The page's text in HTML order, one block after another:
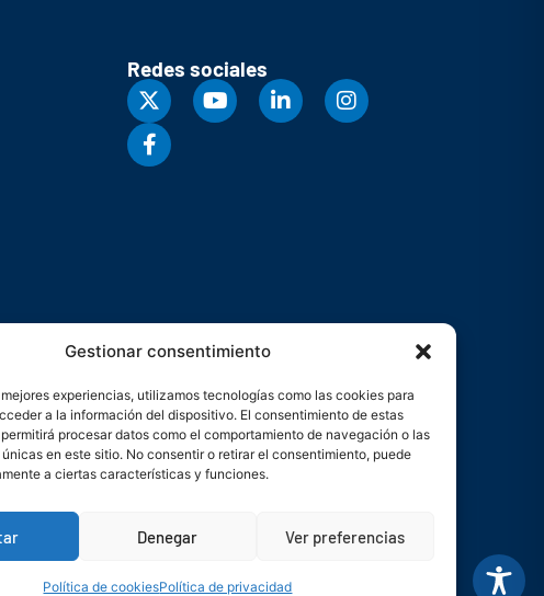
Gestionar consentimiento
experiencias, utilizamos tecnologías como las cookies para
a la información del dispositivo. El consentimiento de estas
procesar datos como el comportamiento de navegación o las
en este sitio. No consentir o retirar el consentimiento, puede
a ciertas características y funciones.
Denegar Ver preferencias
Política de cookiesPolítica de privacidad
Redes sociales
denuncias